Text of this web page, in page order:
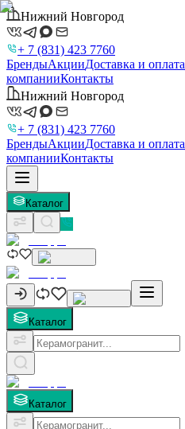
Нижний Новгород
+ 7 (831) 423 7760
БрендыАкцииДоставка и оплата
компанииКонтакты
Нижний Новгород
+ 7 (831) 423 7760
БрендыАкцииДоставка и оплата
компанииКонтакты
Каталог
Каталог
Каталог